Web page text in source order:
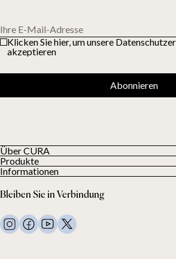
Über CURA
Über uns
Unsere Kunden
Produkte
Alle Produkte
Gewichtsdecken
Bettwäsche
Kissen und mehr
Informationen
Allgemeine Geschäftsbedingungen
FAQ
Kontaktiere uns
Bleiben Sie in Verbindung
Ihre E-Mail-Adresse
Klicken Sie hier, um unsere
akzeptieren
Abonnieren